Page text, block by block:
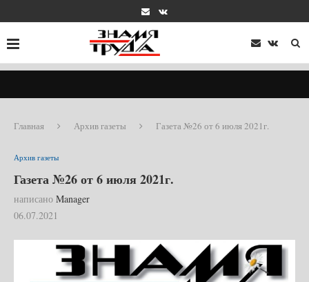
Главная Архив газеты Газета №26 от 6 июля 2021г.
Архив газеты
Газета №26 от 6 июля 2021г.
написано Manager
06.07.2021